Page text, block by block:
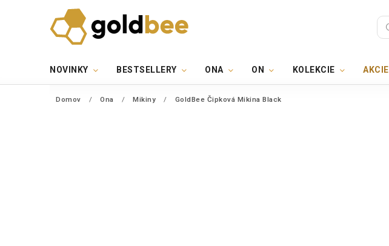
NOVINKY BESTSELLERY ONA ON KOLEKCIE AKCIE
Domov / Ona / Mikiny / GoldBee Čipková Mikina Black